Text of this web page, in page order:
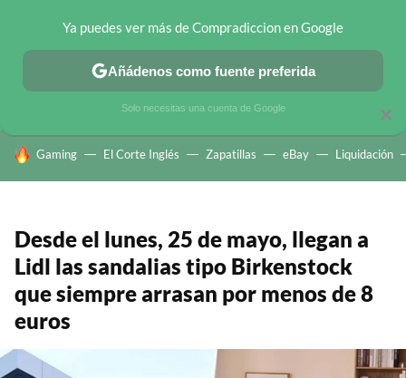
CHOLLOS TELEGRAM OFERTAS EN MÓVILES OFERTAS EN
HOY SE HABLA DE
Gaming El Corte Inglés Zapatillas eBay Liquidación
Desde el lunes, 25 de mayo, llegan a
Lidl las sandalias tipo Birkenstock
que siempre arrasan por menos de 8
euros
×
Ya puedes ver más de Compradiccion en Google
Añádenos como fuente preferida
Solo necesitas una cuenta de Google